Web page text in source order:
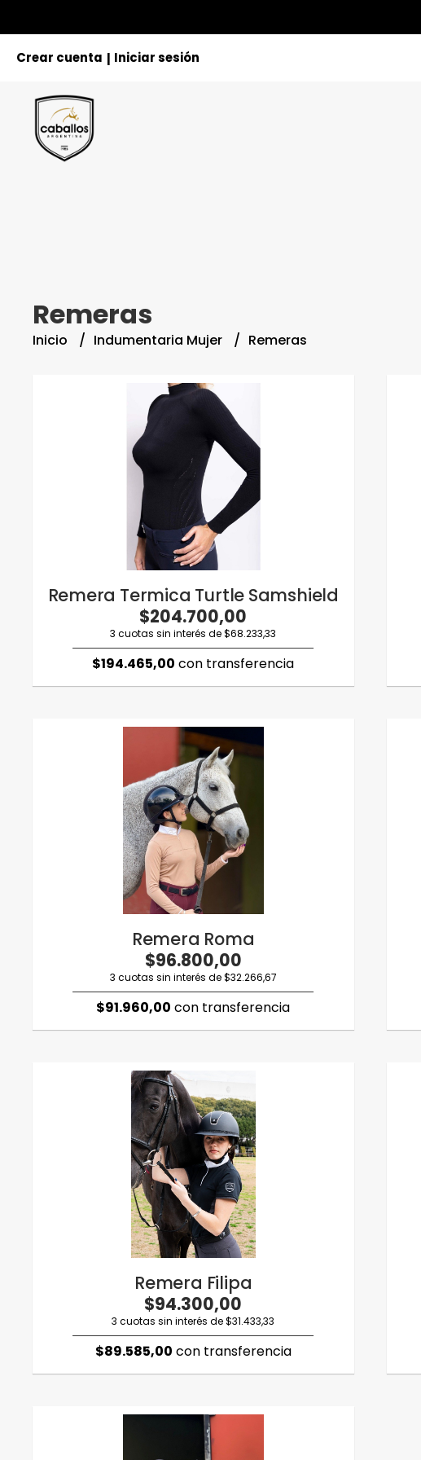
Crear cuenta Iniciar sesión
Remeras
Inicio Indumentaria Mujer Remeras
Remera Termica Turtle Samshield
$204.700,00
3 cuotas sin interés de $68.233,33
$194.465,00 con transferencia
Remera Roma
$96.800,00
3 cuotas sin interés de $32.266,67
$91.960,00 con transferencia
Remera Filipa
$94.300,00
3 cuotas sin interés de $31.433,33
$89.585,00 con transferencia